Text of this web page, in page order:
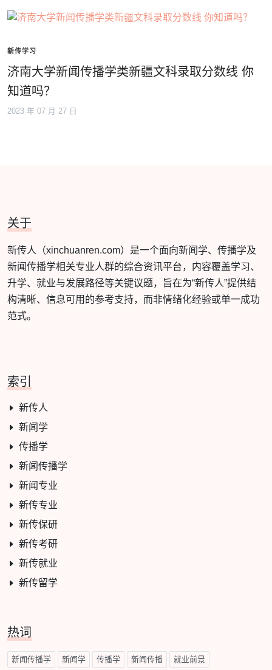
新传学习
济南大学新闻传播学类新疆文科录取分数线 你
知道吗？
2023 年 07 月 27 日
关于
新传人（xinchuanren.com）是一个面向新闻学、传播学及
新闻传播学相关专业人群的综合资讯平台，内容覆盖学习、
升学、就业与发展路径等关键议题，旨在为“新传人”提供结
构清晰、信息可用的参考支持，而非情绪化经验或单一成功
范式。
索引
新传人
新闻学
传播学
新闻传播学
新闻专业
新传专业
新传保研
新传考研
新传就业
新传留学
热词
新闻传播学 新闻学 传播学 新闻传播 就业前景